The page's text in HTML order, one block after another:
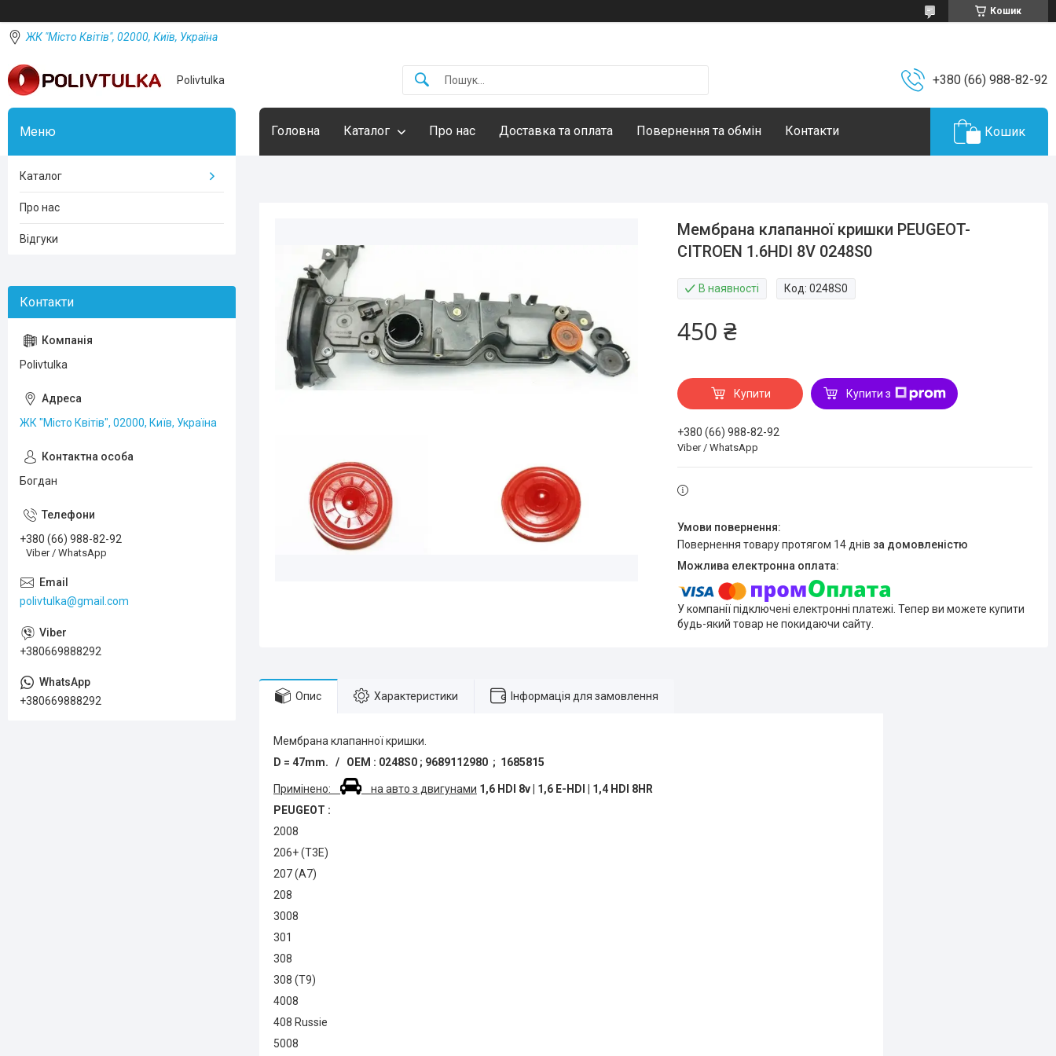
Кошик
ЖК "Місто Квітів", 02000, Київ, Україна
Polivtulka +380 (66) 988-82-92
Головна Каталог Про нас Доставка та оплата Повернення та обмін Контакти Кошик
Мембрана клапанної кришки PEUGEOT-
CITROEN 1.6HDI 8V 0248S0
В наявності Код:0248S0
450 ₴
Купити Купити з
+380 (66) 988-82-92
Viber / WhatsApp
повернення товару протягом 14 днів за домовленістю
У компанії підключені електронні платежі. Тепер ви можете купити
будь-який товар не покидаючи сайту.
Опис Характеристики Інформація для замовлення
Мембрана клапанної кришки.
D = 47mm. / OEM : 0248S0 ; 9689112980 ; 1685815
Примінено: на авто з двигунами 1,6 HDI 8v | 1,6 E-HDI | 1,4 HDI 8HR
PEUGEOT :
2008
206+ (T3E)
207 (A7)
208
3008
301
308
308 (T9)
4008
408 Russie
5008
Каталог
Про нас
Відгуки
Polivtulka
ЖК "Місто Квітів", 02000, Київ, Україна
Богдан
+380 (66) 988-82-92
Viber / WhatsApp
polivtulka@gmail.com
+380669888292
+380669888292